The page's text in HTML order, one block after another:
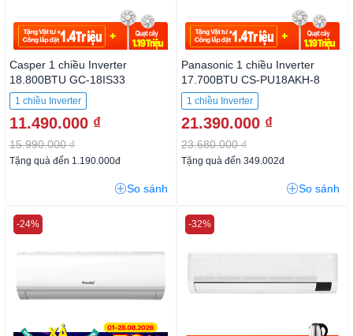
Casper 1 chiều Inverter
18.800BTU GC-18IS33
1 chiều Inverter
11.490.000 ₫
15.990.000 ₫
Tặng quà đến 1.190.000đ
So sánh
Panasonic 1 chiều Inverter
17.700BTU CS-PU18AKH-8
1 chiều Inverter
21.390.000 ₫
23.680.000 ₫
Tặng quà đến 349.002đ
So sánh
-24% -32%